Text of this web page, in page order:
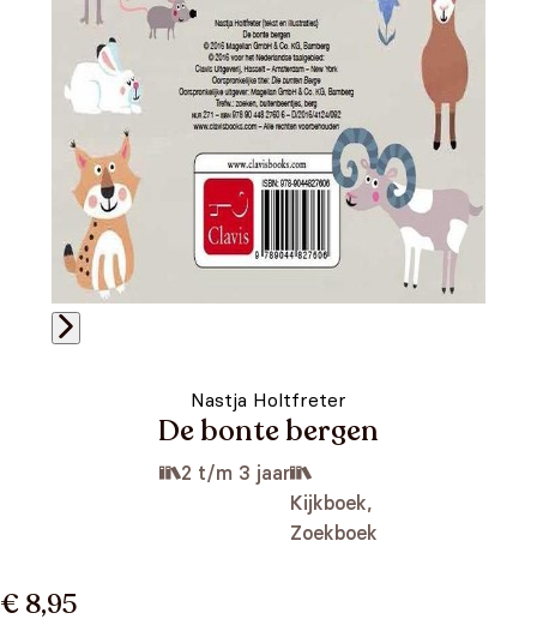
Nastja Holtfreter
De bonte bergen
2 t/m 3 jaar
Kijkboek,
Zoekboek
€ 8,95